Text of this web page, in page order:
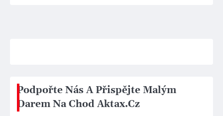
Podpořte Nás A Přispějte Malým
Darem Na Chod Aktax.Cz